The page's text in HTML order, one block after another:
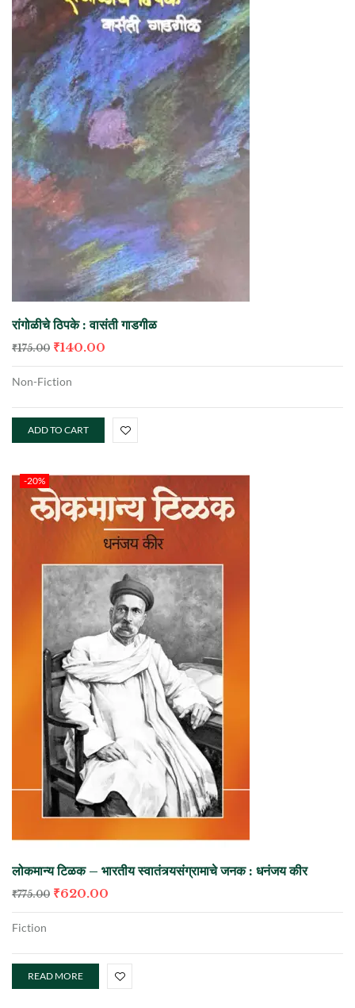
रांगोळीचे ठिपके : वासंती गाडगीळ
₹175.00 ₹140.00
Non-Fiction
ADD TO CART
-20%
लोकमान्य टिळक – भारतीय स्वातंत्र्यसंग्रामाचे जनक : धनंजय कीर
₹775.00 ₹620.00
Fiction
READ MORE